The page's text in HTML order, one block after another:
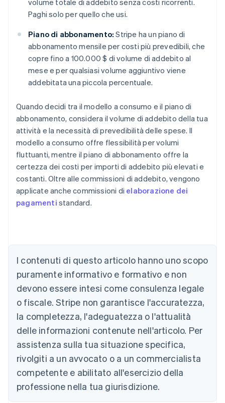
volume totale di addebito senza costi ricorrenti.
Paghi solo per quello che usi.
Piano di abbonamento: Stripe ha un piano di
abbonamento mensile per costi più prevedibili, che
copre fino a 100.000 $ di volume di addebito al
mese e per qualsiasi volume aggiuntivo viene
addebitata una piccola percentuale.
Quando decidi tra il modello a consumo e il piano di
abbonamento, considera il volume di addebito della tua
attività e la necessità di prevedibilità delle spese. Il
modello a consumo offre flessibilità per volumi
fluttuanti, mentre il piano di abbonamento offre la
certezza dei costi per importi di addebito più elevati e
costanti. Oltre alle commissioni di addebito, vengono
applicate anche commissioni di elaborazione dei
pagamenti standard.
I contenuti di questo articolo hanno uno scopo
puramente informativo e formativo e non
devono essere intesi come consulenza legale
o fiscale. Stripe non garantisce l'accuratezza,
la completezza, l'adeguatezza o l'attualità
delle informazioni contenute nell'articolo. Per
assistenza sulla tua situazione specifica,
rivolgiti a un avvocato o a un commercialista
competente e abilitato all'esercizio della
professione nella tua giurisdizione.
Austria
Belgio
Nederlands FrançaisDeutschEnglish
Brasile
Português English
Bulgaria
English
Canada
EnglishFrançais
Cina continentale
简体中文
Cipro
English
Croazia